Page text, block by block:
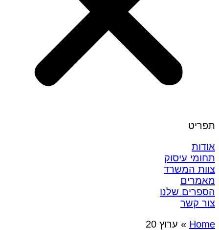
תפריט
אודות
תחומי עיסוק
צוות המשרד
מאמרים
הספרים שלנו
צור קשר
Home
» ערוץ 20